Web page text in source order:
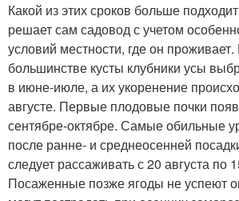
Какой из этих сроков больше
решает сам садовод с учетом
условий местности, где он
большинстве кусты клубники усы
в июне-июле, а их укоренение
августе. Первые плодовые почки
сентябре-октябре. Самые обильные
после ранне- и среднеосенней
следует рассаживать с 20 августа по
Посаженные позже ягоды не успеют